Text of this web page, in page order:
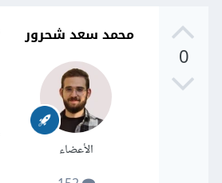
0
محمد سعد شحرور
الأعضاء